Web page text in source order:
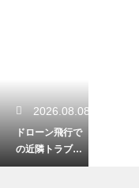
2026.08.08
ドローン飛行で
の近隣トラブル
を防ぐには？迷